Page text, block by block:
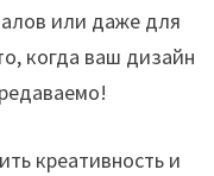
или даже для
когда ваш дизайн
креативность и